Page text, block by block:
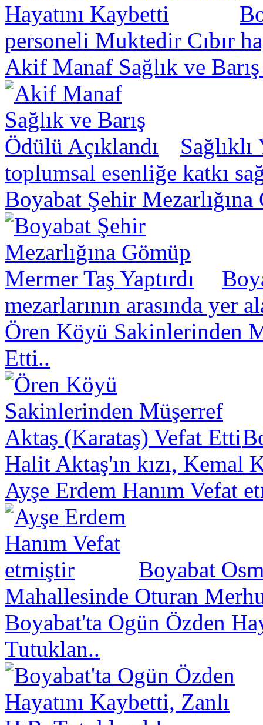
personeli Muktedir Cıbır
Akif Manaf Sağlık ve
toplumsal esenliğe katkı
Boyabat Şehir Mezarlığına
mezarlarının arasında yer
Ören Köyü Sakinlerinden
Etti..
Halit Aktaş'ın kızı, Kemal
Ayşe Erdem Hanım Vefat
Boyabat
Mahallesinde Oturan
Boyabat'ta Ogün Özden
Tutuklan..